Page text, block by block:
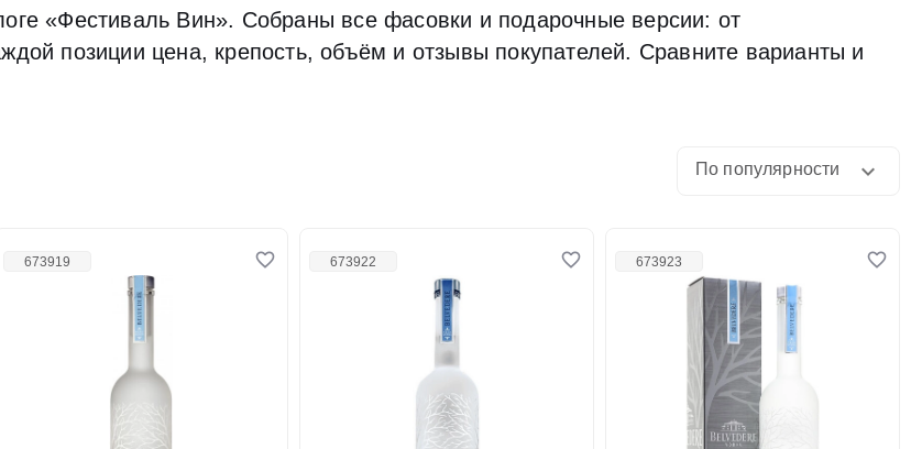
«Фестиваль Вин». Собраны все фасовки и подарочные версии: от
позиции цена, крепость, объём и отзывы покупателей. Сравните варианты и
По популярности
673919 673922 673923